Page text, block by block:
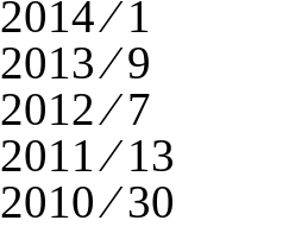
2014 ⁄ 1
2013 ⁄ 9
2012 ⁄ 7
2011 ⁄ 13
2010 ⁄ 30